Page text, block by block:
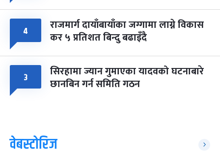
४ राजमार्ग दायाँबायाँका जग्गामा लाग्ने विकास
कर ५ प्रतिशत बिन्दु बढाइँदै
३ सिरहामा ज्यान गुमाएका यादवको घटनाबारे
छानबिन गर्न समिति गठन
वेबस्टोरिज